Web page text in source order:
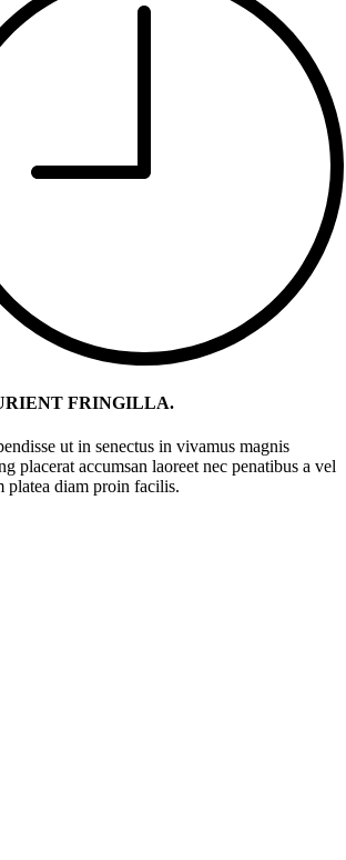
FRINGILLA.
ut in senectus in vivamus magnis
placerat accumsan laoreet nec penatibus a vel
platea diam proin facilis.